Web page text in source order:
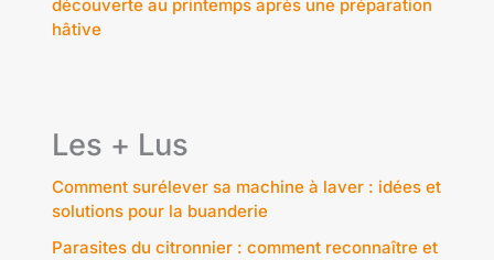
découverte au printemps après une préparation
hâtive
Les + Lus
Comment surélever sa machine à laver : idées et
solutions pour la buanderie
Parasites du citronnier : comment reconnaître et